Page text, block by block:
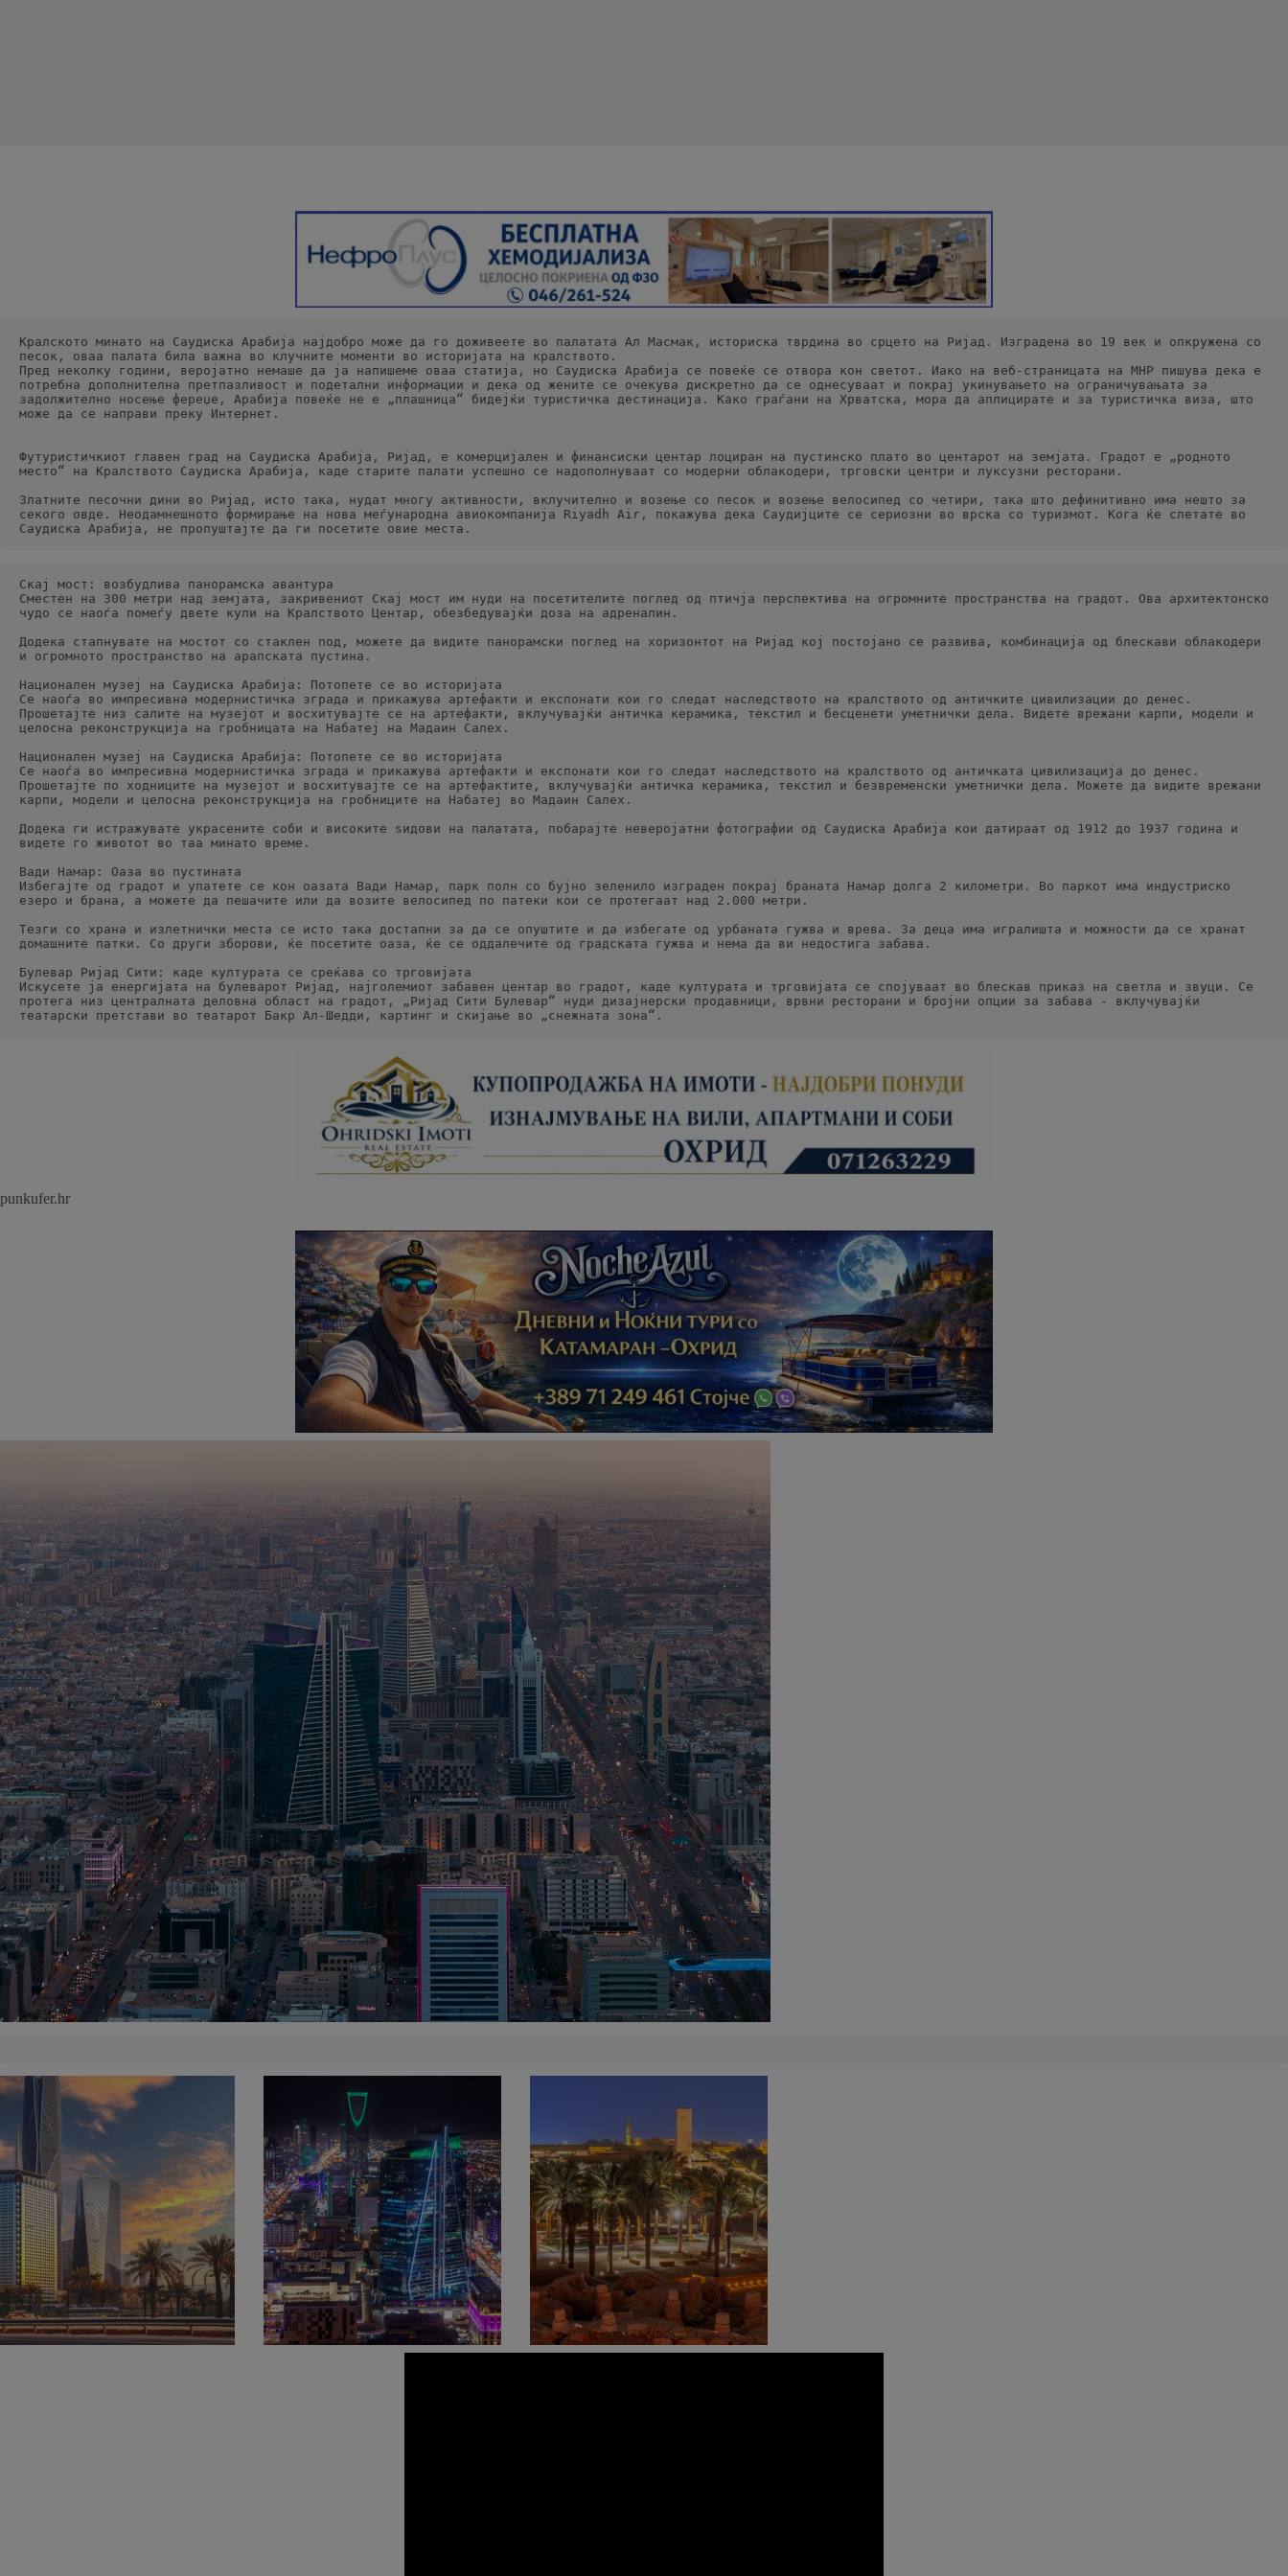
Кралското минато на Саудиска Арабија најдобро може да го доживеете во палатата Ал Масмак, историска тврдина во срцето на Ријад. Изградена во 19 век и опкружена со
песок, оваа палата била важна во клучните моменти во историјата на кралството.
Пред неколку години, веројатно немаше да ја напишеме оваа статија, но Саудиска Арабија се повеќе се отвора кон светот. Иако на веб-страницата на МНР пишува дека е
потребна дополнителна претпазливост и подетални информации и дека од жените се очекува дискретно да се однесуваат и покрај укинувањето на ограничувањата за
задолжително носење фереџе, Арабија повеќе не е „плашница“ бидејќи туристичка дестинација. Како граѓани на Хрватска, мора да аплицирате и за туристичка виза, што
може да се направи преку Интернет.
Футуристичкиот главен град на Саудиска Арабија, Ријад, е комерцијален и финансиски центар лоциран на пустинско плато во центарот на земјата. Градот е „родното
место“ на Кралството Саудиска Арабија, каде старите палати успешно се надополнуваат со модерни облакодери, трговски центри и луксузни ресторани.
Златните песочни дини во Ријад, исто така, нудат многу активности, вклучително и возење со песок и возење велосипед со четири, така што дефинитивно има нешто за
секого овде. Неодамнешното формирање на нова меѓународна авиокомпанија Riyadh Air, покажува дека Саудијците се сериозни во врска со туризмот. Кога ќе слетате во
Саудиска Арабија, не пропуштајте да ги посетите овие места.
Скај мост: возбудлива панорамска авантура
Сместен на 300 метри над земјата, закривениот Скај мост им нуди на посетителите поглед од птичја перспектива на огромните пространства на градот. Ова архитектонско
чудо се наоѓа помеѓу двете кули на Кралството Центар, обезбедувајќи доза на адреналин.
Додека стапнувате на мостот со стаклен под, можете да видите панорамски поглед на хоризонтот на Ријад кој постојано се развива, комбинација од блескави облакодери
и огромното пространство на арапската пустина.
Национален музеј на Саудиска Арабија: Потопете се во историјата
Се наоѓа во импресивна модернистичка зграда и прикажува артефакти и експонати кои го следат наследството на кралството од античките цивилизации до денес.
Прошетајте низ салите на музејот и восхитувајте се на артефакти, вклучувајќи античка керамика, текстил и бесценети уметнички дела. Видете врежани карпи, модели и
целосна реконструкција на гробницата на Набатеј на Мадаин Салех.
Национален музеј на Саудиска Арабија: Потопете се во историјата
Се наоѓа во импресивна модернистичка зграда и прикажува артефакти и експонати кои го следат наследството на кралството од античката цивилизација до денес.
Прошетајте по ходниците на музејот и восхитувајте се на артефактите, вклучувајќи античка керамика, текстил и безвременски уметнички дела. Можете да видите врежани
карпи, модели и целосна реконструкција на гробниците на Набатеј во Мадаин Салех.
Додека ги истражувате украсените соби и високите ѕидови на палатата, побарајте неверојатни фотографии од Саудиска Арабија кои датираат од 1912 до 1937 година и
видете го животот во таа минато време.
Вади Намар: Оаза во пустината
Избегајте од градот и упатете се кон оазата Вади Намар, парк полн со бујно зеленило изграден покрај браната Намар долга 2 километри. Во паркот има индустриско
езеро и брана, а можете да пешачите или да возите велосипед по патеки кои се протегаат над 2.000 метри.
Тезги со храна и излетнички места се исто така достапни за да се опуштите и да избегате од урбаната гужва и врева. За деца има игралишта и можности да се хранат
домашните патки. Со други зборови, ќе посетите оаза, ќе се оддалечите од градската гужва и нема да ви недостига забава.
Булевар Ријад Сити: каде културата се среќава со трговијата
Искусете ја енергијата на булеварот Ријад, најголемиот забавен центар во градот, каде културата и трговијата се спојуваат во блескав приказ на светла и звуци. Се
протега низ централната деловна област на градот, „Ријад Сити Булевар“ нуди дизајнерски продавници, врвни ресторани и бројни опции за забава - вклучувајќи
театарски претстави во театарот Бакр Ал-Шедди, картинг и скијање во „снежната зона“.
punkufer.hr